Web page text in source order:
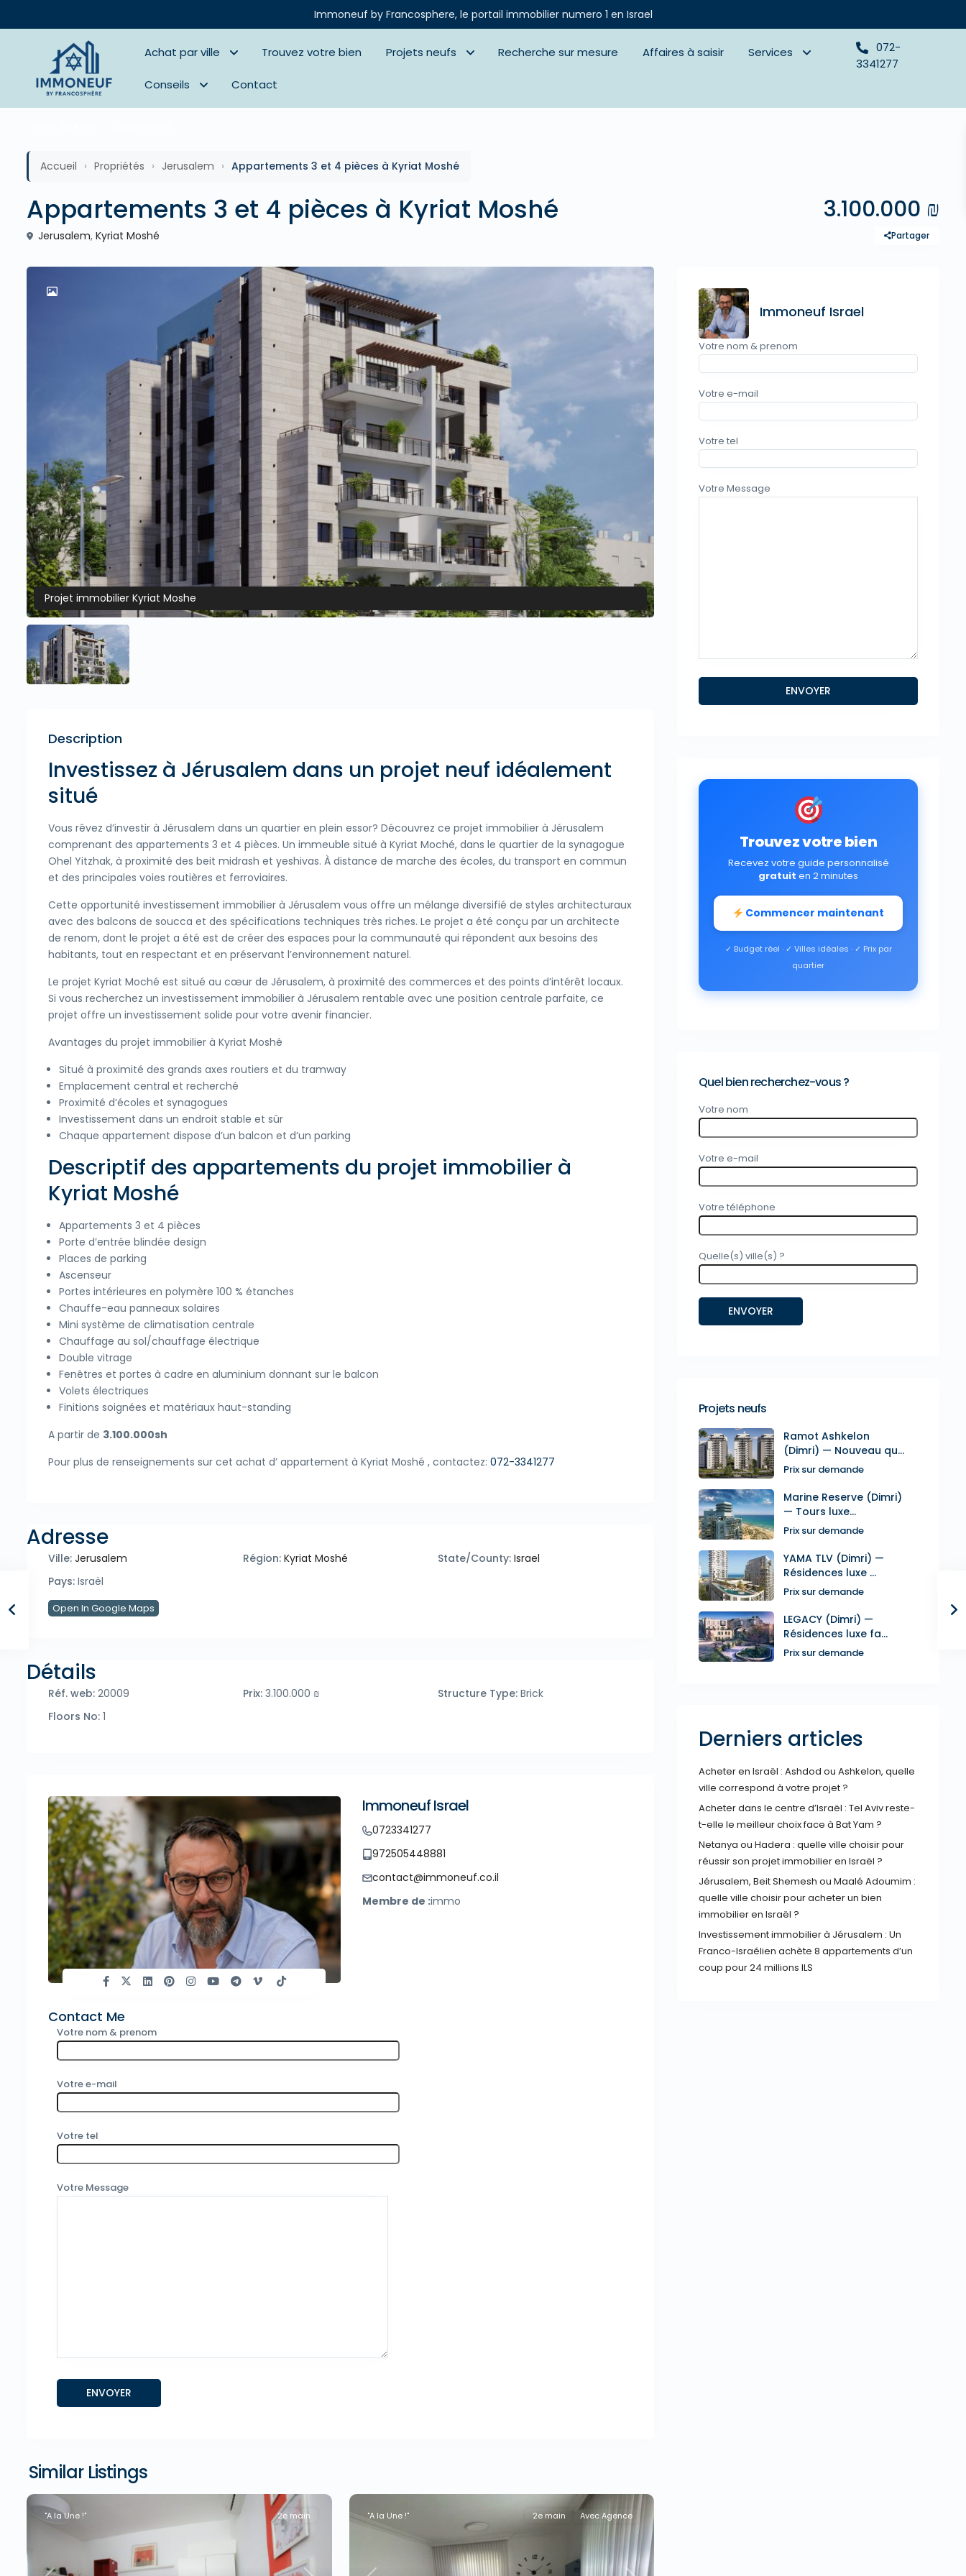
Immoneuf by Francosphere, le portail immobilier numero 1 en Israel
Achat par ville Trouvez votre bien Projets neufs Recherche sur mesure Affaires à saisir Services
Conseils Contact
072-
3341277
Accueil › Propriétés › Jerusalem › Appartements 3 et 4 pièces à Kyriat Moshé
Appartements 3 et 4 pièces à Kyriat Moshé 3.100.000 ₪
Jerusalem, Kyriat Moshé Partager
Projet immobilier Kyriat Moshe
Description
Investissez à Jérusalem dans un projet neuf idéalement
situé
Vous rêvez d’investir à Jérusalem dans un quartier en plein essor? Découvrez ce projet immobilier à Jérusalem
comprenant des appartements 3 et 4 pièces. Un immeuble situé à Kyriat Moché, dans le quartier de la synagogue
Ohel Yitzhak, à proximité des beit midrash et yeshivas. À distance de marche des écoles, du transport en commun
et des principales voies routières et ferroviaires.
Cette opportunité investissement immobilier à Jérusalem vous offre un mélange diversifié de styles architecturaux
avec des balcons de soucca et des spécifications techniques très riches. Le projet a été conçu par un architecte
de renom, dont le projet a été est de créer des espaces pour la communauté qui répondent aux besoins des
habitants, tout en respectant et en préservant l’environnement naturel.
Le projet Kyriat Moché est situé au cœur de Jérusalem, à proximité des commerces et des points d’intérêt locaux.
Si vous recherchez un investissement immobilier à Jérusalem rentable avec une position centrale parfaite, ce
projet offre un investissement solide pour votre avenir financier.
Avantages du projet immobilier à Kyriat Moshé
Situé à proximité des grands axes routiers et du tramway
Emplacement central et recherché
Proximité d’écoles et synagogues
Investissement dans un endroit stable et sûr
Chaque appartement dispose d’un balcon et d’un parking
Descriptif des appartements du projet immobilier à
Kyriat Moshé
Appartements 3 et 4 pièces
Porte d’entrée blindée design
Places de parking
Ascenseur
Portes intérieures en polymère 100 % étanches
Chauffe-eau panneaux solaires
Mini système de climatisation centrale
Chauffage au sol/chauffage électrique
Double vitrage
Fenêtres et portes à cadre en aluminium donnant sur le balcon
Volets électriques
Finitions soignées et matériaux haut-standing
A partir de 3.100.000sh
Pour plus de renseignements sur cet achat d’ appartement à Kyriat Moshé , contactez: 072-3341277
Adresse
Ville: Jerusalem Région: Kyriat Moshé State/County: Israel
Pays: Israël
Open In Google Maps
Détails
Réf. web: 20009 Prix:3.100.000 ₪ Structure Type:Brick
Floors No: 1
Immoneuf Israel
0723341277
972505448881
contact@immoneuf.co.il
Membre de :immo
Contact Me
Votre nom & prenom
Votre e-mail
Votre tel
Votre Message
Similar Listings
"A la Une !" 2e main "A la Une !" 2e main Avec Agence
Immoneuf Israel
Votre nom & prenom
Votre e-mail
Votre tel
Votre Message
Trouvez votre bien
Recevez votre guide personnalisé
gratuit en 2 minutes
Commencer maintenant
✓ Budget réel · ✓ Villes idéales · ✓ Prix par
quartier
Quel bien recherchez-vous ?
Votre nom
Votre e-mail
Votre téléphone
Quelle(s) ville(s) ?
Projets neufs
Ramot Ashkelon
(Dimri) — Nouveau qu...
Prix sur demande
Marine Reserve (Dimri)
— Tours luxe...
Prix sur demande
YAMA TLV (Dimri) —
Résidences luxe ...
Prix sur demande
LEGACY (Dimri) —
Résidences luxe fa...
Prix sur demande
Derniers articles
Acheter en Israël : Ashdod ou Ashkelon, quelle
ville correspond à votre projet ?
Acheter dans le centre d’Israël : Tel Aviv reste-
t-elle le meilleur choix face à Bat Yam ?
Netanya ou Hadera : quelle ville choisir pour
réussir son projet immobilier en Israël ?
Jérusalem, Beit Shemesh ou Maalé Adoumim :
quelle ville choisir pour acheter un bien
immobilier en Israël ?
Investissement immobilier à Jérusalem : Un
Franco-Israélien achète 8 appartements d’un
coup pour 24 millions ILS